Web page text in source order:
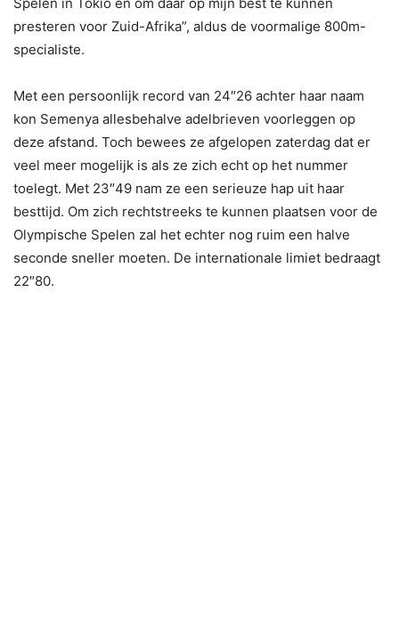
presteren voor Zuid-Afrika”, aldus de voormalige 800m-
specialiste.
Met een persoonlijk record van 24″26 achter haar naam
kon Semenya allesbehalve adelbrieven voorleggen op
deze afstand. Toch bewees ze afgelopen zaterdag dat er
veel meer mogelijk is als ze zich echt op het nummer
toelegt. Met 23″49 nam ze een serieuze hap uit haar
besttijd. Om zich rechtstreeks te kunnen plaatsen voor de
Olympische Spelen zal het echter nog ruim een halve
seconde sneller moeten. De internationale limiet bedraagt
22″80.